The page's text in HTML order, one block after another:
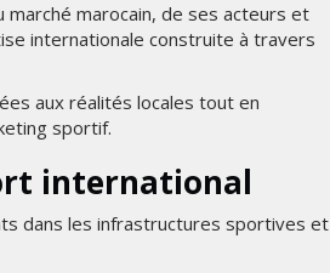
marché marocain, de ses acteurs et
internationale construite à travers
aux réalités locales tout en
sportif.
international
dans les infrastructures sportives et